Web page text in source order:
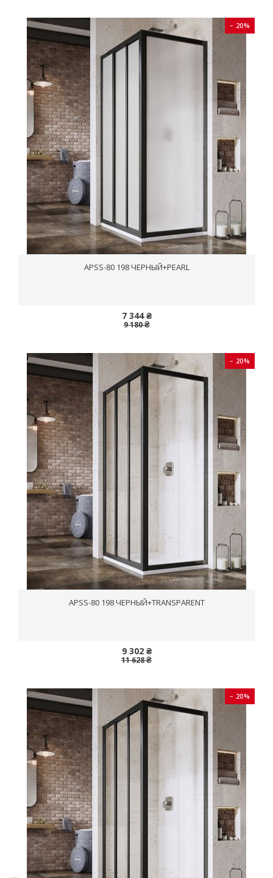
− 20%
APSS-80 198 ЧЕРНЫЙ+PEARL
7 344 ₴
9 180 ₴
− 20%
APSS-80 198 ЧЕРНЫЙ+TRANSPARENT
9 302 ₴
11 628 ₴
− 20%